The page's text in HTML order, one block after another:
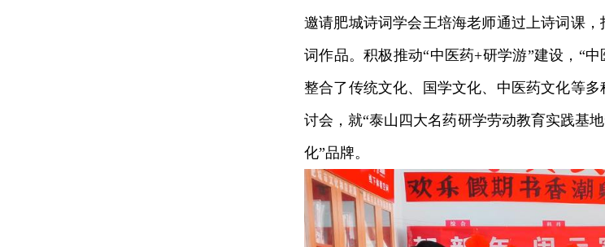
邀请肥城诗词学会王培海老师通过上诗词课
词作品。积极推动“中医药+研学游”建设，“
整合了传统文化、国学文化、中医药文化等
讨会，就“泰山四大名药研学劳动教育实践基
化”品牌。